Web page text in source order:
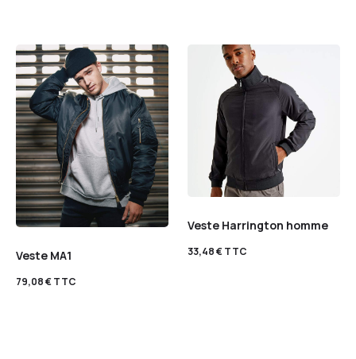
Veste MA1
79,08€TTC
Veste Harrington homme
33,48€TTC